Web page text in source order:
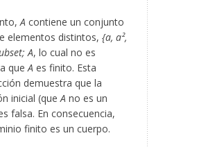
A contiene un conjunto
elementos distintos, {a, a²,
A, lo cual no es
queA es finito. Esta
demuestra que la
inicial (queA no es un
falsa. En consecuencia,
finito es un cuerpo.